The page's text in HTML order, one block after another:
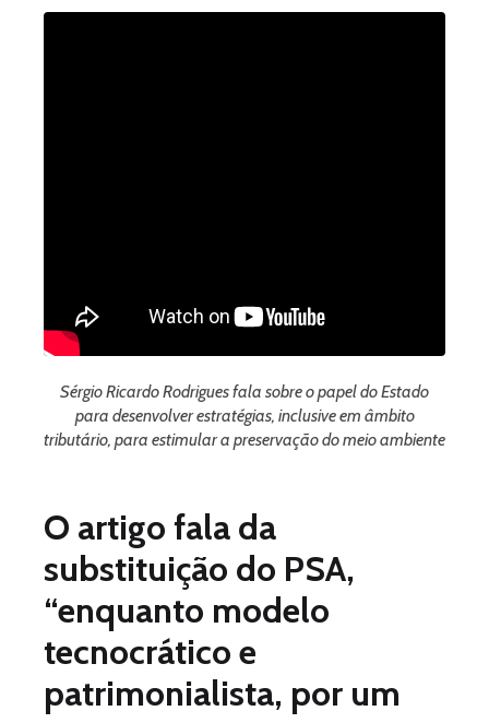
Sérgio Ricardo Rodrigues fala sobre o papel do Estado
para desenvolver estratégias, inclusive em âmbito
tributário, para estimular a preservação do meio ambiente
O artigo fala da
substituição do PSA,
“enquanto modelo
tecnocrático e
patrimonialista, por um